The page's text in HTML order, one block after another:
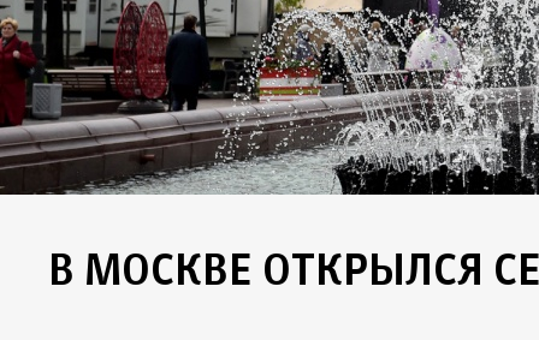
В МОСКВЕ ОТКРЫЛСЯ